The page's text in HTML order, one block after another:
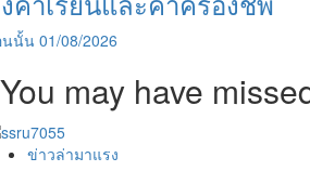
นนั้น 01/08/2026
You may have
ข่าวล่ามาแรง